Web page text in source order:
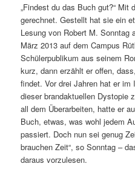
„Findest du das Buch gut?“ Mit
gerechnet. Gestellt hat sie ein
Lesung von Robert M. Sonntag
März 2013 auf dem Campus
Schülerpublikum aus seinem
kurz, dann erzählt er offen,
findet. Vor drei Jahren hat er im
dieser brandaktuellen Dystopie
all dem Überarbeiten, hatte er
Buch, etwas, was wohl jedem
passiert. Doch nun sei genug
brauchen Zeit“, so Sonntag –
daraus vorzulesen.